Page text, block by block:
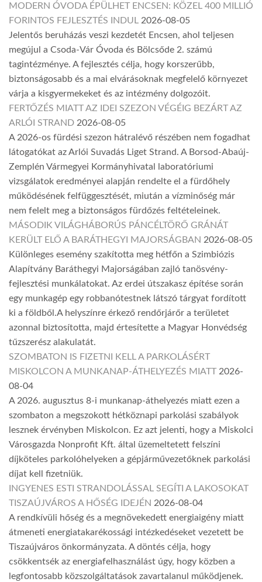
MODERN ÓVODA ÉPÜLHET ENCSEN: KÖZEL 400 MILLIÓ
FORINTOS FEJLESZTÉS INDUL 2026-08-05
Jelentős beruházás veszi kezdetét Encsen, ahol teljesen
megújul a Csoda-Vár Óvoda és Bölcsőde 2. számú
tagintézménye. A fejlesztés célja, hogy korszerűbb,
biztonságosabb és a mai elvárásoknak megfelelő környezet
várja a kisgyermekeket és az intézmény dolgozóit.
FERTŐZÉS MIATT AZ IDEI SZEZON VÉGÉIG BEZÁRT AZ
ARLÓI STRAND 2026-08-05
A 2026-os fürdési szezon hátralévő részében nem fogadhat
látogatókat az Arlói Suvadás Liget Strand. A Borsod-Abaúj-
Zemplén Vármegyei Kormányhivatal laboratóriumi
vizsgálatok eredményei alapján rendelte el a fürdőhely
működésének felfüggesztését, miután a vízminőség már
nem felelt meg a biztonságos fürdőzés feltételeinek.
MÁSODIK VILÁGHÁBORÚS PÁNCÉLTÖRŐ GRÁNÁT
KERÜLT ELŐ A BARÁTHEGYI MAJORSÁGBAN 2026-08-05
Különleges esemény szakította meg hétfőn a Szimbiózis
Alapítvány Baráthegyi Majorságában zajló tanösvény-
fejlesztési munkálatokat. Az erdei útszakasz építése során
egy munkagép egy robbanótestnek látszó tárgyat fordított
ki a földből.A helyszínre érkező rendőrjárőr a területet
azonnal biztosította, majd értesítette a Magyar Honvédség
tűzszerész alakulatát.
SZOMBATON IS FIZETNI KELL A PARKOLÁSÉRT
MISKOLCON A MUNKANAP-ÁTHELYEZÉS MIATT 2026-
08-04
A 2026. augusztus 8-i munkanap-áthelyezés miatt ezen a
szombaton a megszokott hétköznapi parkolási szabályok
lesznek érvényben Miskolcon. Ez azt jelenti, hogy a Miskolci
Városgazda Nonprofit Kft. által üzemeltetett felszíni
díjköteles parkolóhelyeken a gépjárművezetőknek parkolási
díjat kell fizetniük.
INGYENES ESTI STRANDOLÁSSAL SEGÍTI A LAKOSOKAT
TISZAÚJVÁROS A HŐSÉG IDEJÉN 2026-08-04
A rendkívüli hőség és a megnövekedett energiaigény miatt
átmeneti energiatakarékossági intézkedéseket vezetett be
Tiszaújváros önkormányzata. A döntés célja, hogy
csökkentsék az energiafelhasználást úgy, hogy közben a
legfontosabb közszolgáltatások zavartalanul működjenek.